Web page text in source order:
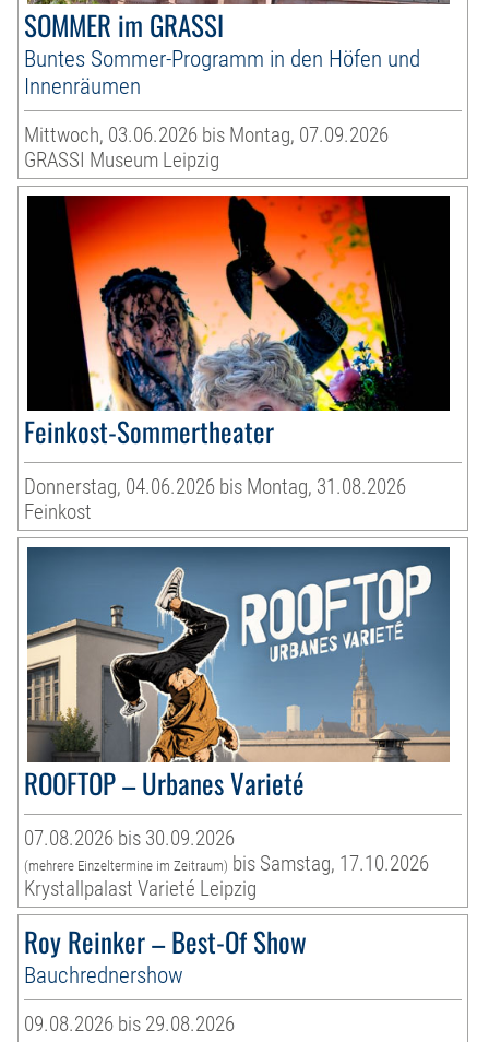
SOMMER im GRASSI
Buntes Sommer-Programm in den Höfen und
Innenräumen
Mittwoch, 03.06.2026 bis Montag, 07.09.2026
GRASSI Museum Leipzig
Feinkost-Sommertheater
Donnerstag, 04.06.2026 bis Montag, 31.08.2026
Feinkost
ROOFTOP – Urbanes Varieté
07.08.2026 bis 30.09.2026
(mehrere Einzeltermine im Zeitraum) bis Samstag, 17.10.2026
Krystallpalast Varieté Leipzig
Roy Reinker – Best-Of Show
Bauchrednershow
09.08.2026 bis 29.08.2026